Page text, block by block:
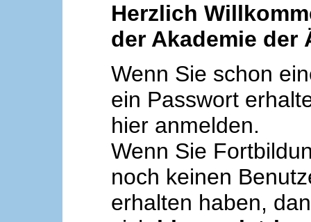
Herzlich
der Akademie der
Wenn Sie schon
ein Passwort
hier anmelden.
Wenn Sie
noch keinen
erhalten haben,